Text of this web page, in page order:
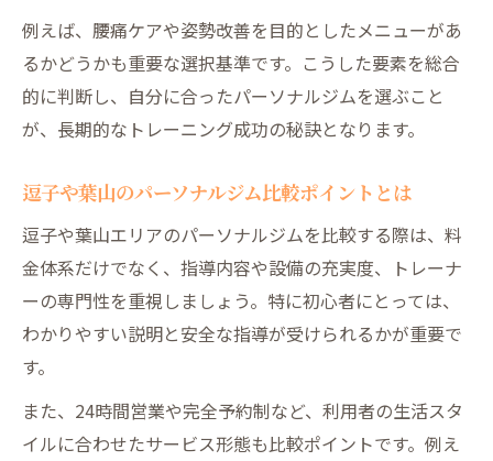
姿勢改善も叶えるパーソナルジムの専門技術
パーソナルジムで姿勢改善を実現する指導
法とは
葉山スポーツクラブの専門テクニックを徹
底比較
ート
逗子や葉山のトレーニングジムの技術を解
パーソナルジム選びで生活リズムの最適化
例えば、腰痛ケアや姿勢改善を目的としたメニューがあ
るかどうかも重要な選択基準です。こうした要素を総合
的に判断し、自分に合ったパーソナルジムを選ぶこと
が、長期的なトレーニング成功の秘訣となります。
逗子や葉山のパーソナルジム比較ポイントとは
逗子や葉山エリアのパーソナルジムを比較する際は、料
金体系だけでなく、指導内容や設備の充実度、トレーナ
ーの専門性を重視しましょう。特に初心者にとっては、
わかりやすい説明と安全な指導が受けられるかが重要で
す。
また、24時間営業や完全予約制など、利用者の生活スタ
イルに合わせたサービス形態も比較ポイントです。例え